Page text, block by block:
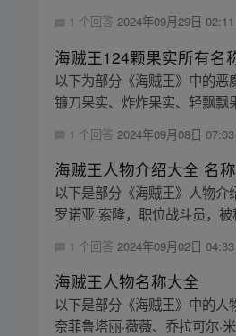
1 个回答2024年09月29日 02:11
海贼王124颗果实所有名
以下为部分《海贼王》中的恶
镰刀果实、炸炸果实、轻飘飘
1 个回答 2024年09月08日 07:03
海贼王人物介绍大全 名称
以下是部分《海贼王》人物介
罗诺亚·索隆，职位战斗员，
1 个回答 2024年09月02日 04:33
海贼王人物名称大全
以下是部分《海贼王》中的人
奈菲鲁塔丽·薇薇、乔拉可尔·